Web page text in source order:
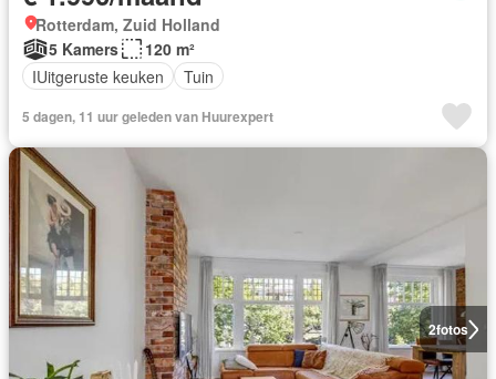
Rotterdam, Zuid Holland
5 Kamers
120 m²
IUitgeruste keuken
Tuin
5 dagen, 11 uur geleden van Huurexpert
2fotos